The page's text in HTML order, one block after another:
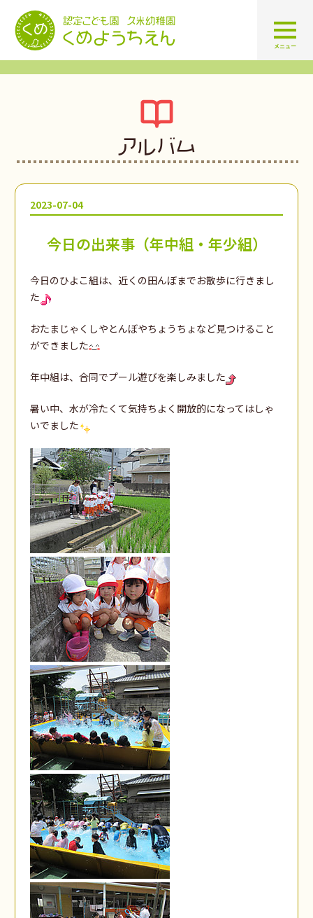
認定こども園 学校法人久米幼
メニュー
アルバム
2023-07-04
今日の出来事（年中組・年少組）
今日のひよこ組は、近くの田んぼまでお散歩に行きまし
た
おたまじゃくしやとんぼやちょうちょなど見つけること
ができました
年中組は、合同でプール遊びを楽しみました
暑い中、水が冷たくて気持ちよく開放的になってはしゃ
いでました